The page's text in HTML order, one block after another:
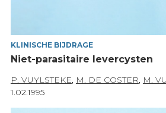
KLINISCHE BIJDRAGE
Niet-parasitaire levercysten
P. VUYLSTEKE, M. DE COSTER, M.
1.02.1995